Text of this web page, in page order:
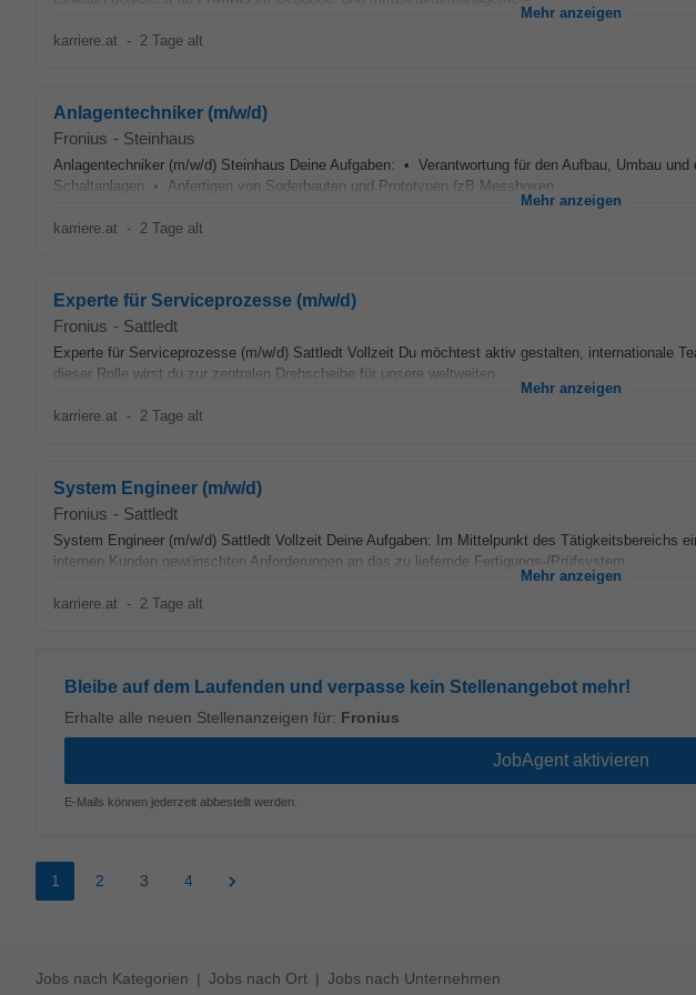
Mehr anzeigen
karriere.at - 2 Tage alt
Anlagentechniker (m/w/d)
Fronius - Steinhaus
Anlagentechniker (m/w/d) Steinhaus Deine Aufgaben: • Verantwortung für den Aufbau, Umbau
Schaltanlagen • Anfertigen von Soderbauten und Prototypen (zB Messboxen,...
Mehr anzeigen
karriere.at - 2 Tage alt
Experte für Serviceprozesse (m/w/d)
Fronius - Sattledt
Experte für Serviceprozesse (m/w/d) Sattledt Vollzeit Du möchtest aktiv gestalten, internationale
dieser Rolle wirst du zur zentralen Drehscheibe für unsere weltweiten...
Mehr anzeigen
karriere.at - 2 Tage alt
System Engineer (m/w/d)
Fronius - Sattledt
System Engineer (m/w/d) Sattledt Vollzeit Deine Aufgaben: Im Mittelpunkt des Tätigkeitsbereichs
internen Kunden gewünschten Anforderungen an das zu liefernde Fertigungs-/Prüfsystem...
Mehr anzeigen
karriere.at - 2 Tage alt
Bleibe auf dem Laufenden und verpasse kein Stellenangebot mehr!
Erhalte alle neuen Stellenanzeigen für: Fronius
E-Mails können jederzeit abbestellt werden.
1 2 3 4
Jobs nach Kategorien Jobs nach Ort Jobs nach Unternehmen